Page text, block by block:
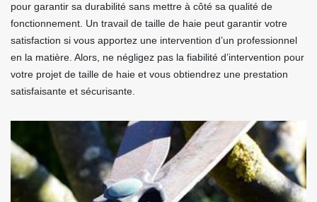
pour garantir sa durabilité sans mettre à côté sa qualité de
fonctionnement. Un travail de taille de haie peut garantir votre
satisfaction si vous apportez une intervention d’un professionnel
en la matière. Alors, ne négligez pas la fiabilité d’intervention pour
votre projet de taille de haie et vous obtiendrez une prestation
satisfaisante et sécurisante.